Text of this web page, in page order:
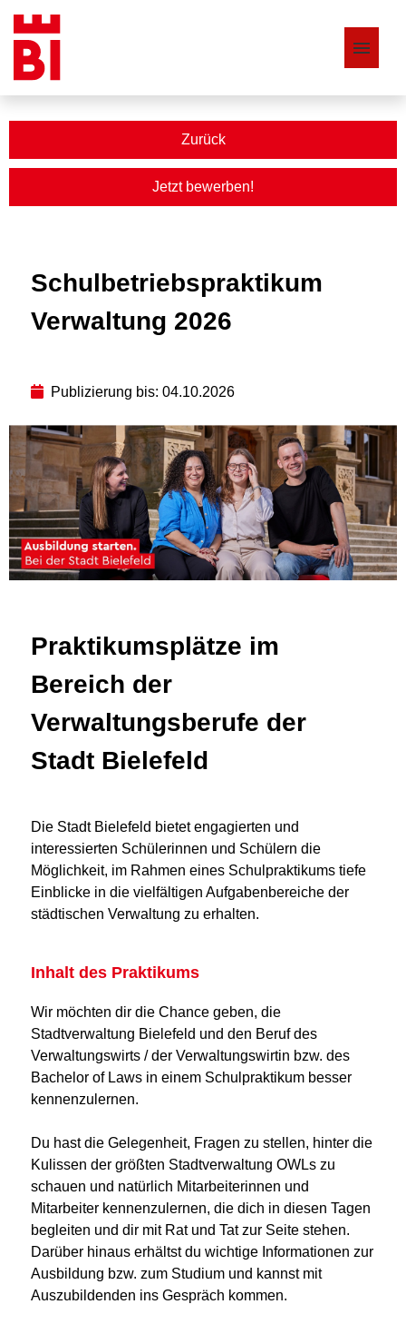
Stellenangebote
Zurück
Jetzt bewerben!
Schulbetriebspraktikum
Verwaltung 2026
Publizierung bis: 04.10.2026
Praktikumsplätze im
Bereich der
Verwaltungsberufe der
Stadt Bielefeld
Die Stadt Bielefeld bietet engagierten und
interessierten Schülerinnen und Schülern die
Möglichkeit, im Rahmen eines Schulpraktikums tiefe
Einblicke in die vielfältigen Aufgabenbereiche der
städtischen Verwaltung zu erhalten.
Inhalt des Praktikums
Wir möchten dir die Chance geben, die
Stadtverwaltung Bielefeld und den Beruf des
Verwaltungswirts / der Verwaltungswirtin bzw. des
Bachelor of Laws in einem Schulpraktikum besser
kennenzulernen.
Du hast die Gelegenheit, Fragen zu stellen, hinter die
Kulissen der größten Stadtverwaltung OWLs zu
schauen und natürlich Mitarbeiterinnen und
Mitarbeiter kennenzulernen, die dich in diesen Tagen
begleiten und dir mit Rat und Tat zur Seite stehen.
Darüber hinaus erhältst du wichtige Informationen zur
Ausbildung bzw. zum Studium und kannst mit
Auszubildenden ins Gespräch kommen.